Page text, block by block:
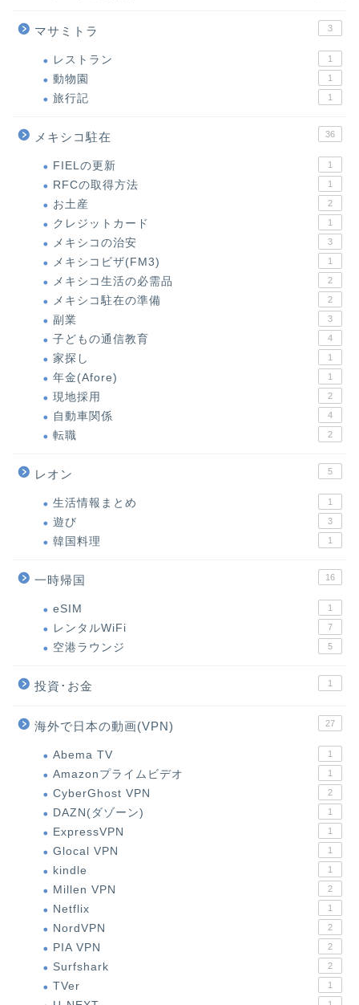
マサミトラ 3
レストラン 1
動物園 1
旅行記 1
メキシコ駐在 36
FIELの更新 1
RFCの取得方法 1
お土産 2
クレジットカード 1
メキシコの治安 3
メキシコビザ(FM3) 1
メキシコ生活の必需品 2
メキシコ駐在の準備 2
副業 3
子どもの通信教育 4
家探し 1
年金(Afore) 1
現地採用 2
自動車関係 4
転職 2
レオン 5
生活情報まとめ 1
遊び 3
韓国料理 1
一時帰国 16
eSIM 1
レンタルWiFi 7
空港ラウンジ 5
投資･お金 1
海外で日本の動画(VPN) 27
Abema TV 1
Amazonプライムビデオ 1
CyberGhost VPN 2
DAZN(ダゾーン) 1
ExpressVPN 1
Glocal VPN 1
kindle 1
Millen VPN 2
Netflix 1
NordVPN 2
PIA VPN 2
Surfshark 2
TVer 1